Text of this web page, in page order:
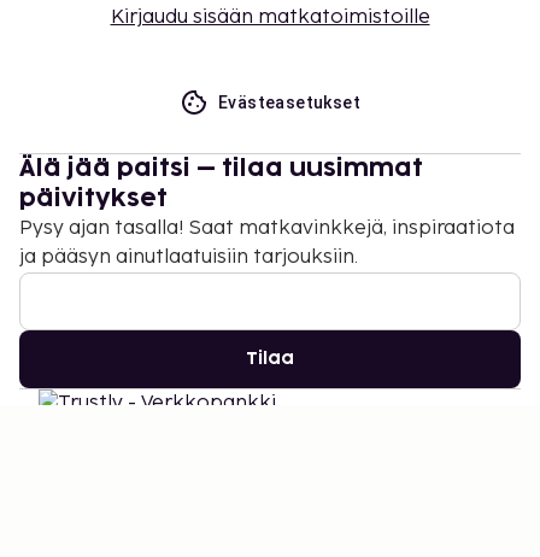
Kirjaudu sisään matkatoimistoille
Evästeasetukset
Älä jää paitsi – tilaa uusimmat
päivitykset
Pysy ajan tasalla! Saat matkavinkkejä, inspiraatiota
ja pääsyn ainutlaatuisiin tarjouksiin.
Tilaa